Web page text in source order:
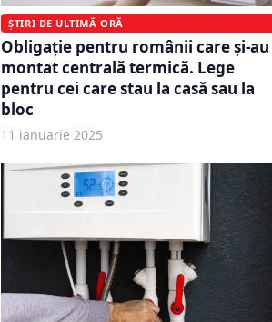
ȘTIRI DE ULTIMĂ ORĂ
Obligație pentru românii care și-au
montat centrală termică. Lege
pentru cei care stau la casă sau la
bloc
11 ianuarie 2025